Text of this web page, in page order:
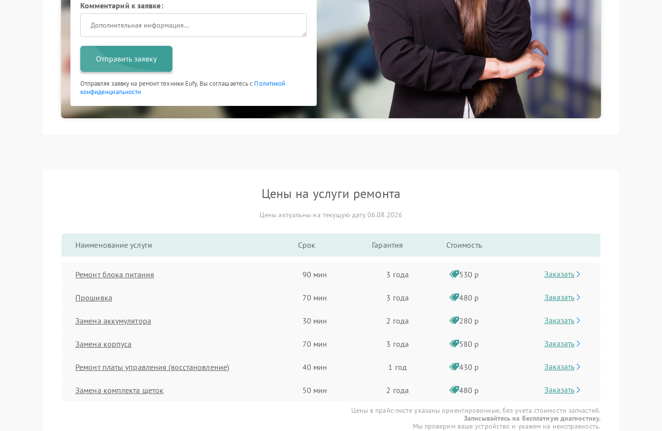
Комментарий к заявке:
Отправить заявку
Отправляя заявку на ремонт техники Eufy, Вы соглашаетесь с Политикой
конфиденциальности
Цены на услуги ремонта
Цены актуальны на текущую дату 06.08.2026
Наименование услуги Срок Гарантия Стоимость
Ремонт блока питания 90 мин 3 года 530 р Заказать
Прошивка 70 мин 3 года 480 р Заказать
Замена аккумулятора 30 мин 2 года 280 р Заказать
Замена корпуса 70 мин 3 года 580 р Заказать
Ремонт платы управления (восстановление) 40 мин 1 год 430 р Заказать
Замена комплекта щеток 50 мин 2 года 480 р Заказать
Цены в прайс-листе указаны ориентировочные, без учета стоимости запчастей.
Записывайтесь на бесплатную диагностику.
Мы проверим ваше устройство и укажем на неисправность.